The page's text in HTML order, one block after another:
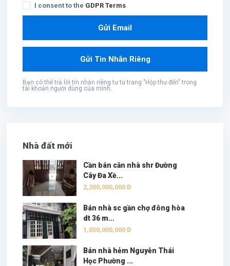
I consent to the GDPR Terms
Bạn có thể trả lời tin nhắn riêng tư từ trang "Hộp thư đến" trong
tài khoản người dùng của mình.
Nhà đất mới
Cần bán căn nhà shr Đường
Cây Đa Xề...
2,200,000,000 Đ
Bán nhà sc gần chợ đông hòa
dt 36 m...
1,050,000,000 Đ
Bán nhà hẻm Nguyễn Thái
Học Phường ...